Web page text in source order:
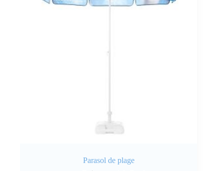
Parasol de plage